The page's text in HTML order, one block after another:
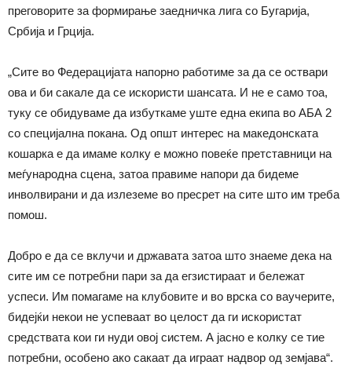
преговорите за формирање заедничка лига со Бугарија,
Србија и Грција.
„Сите во Федерацијата напорно работиме за да се оствари
ова и би сакале да се искористи шансата. И не е само тоа,
туку се обидуваме да избуткаме уште една екипа во АБА 2
со специјална покана. Од општ интерес на македонската
кошарка е да имаме колку е можно повеќе претставници на
меѓународна сцена, затоа правиме напори да бидеме
инволвирани и да излеземе во пресрет на сите што им треба
помош.
Добро е да се вклучи и државата затоа што знаеме дека на
сите им се потребни пари за да егзистираат и бележат
успеси. Им помагаме на клубовите и во врска со ваучерите,
бидејќи некои не успеваат во целост да ги искористат
средствата кои ги нуди овој систем. А јасно е колку се тие
потребни, особено ако сакаат да играат надвор од земјава“.